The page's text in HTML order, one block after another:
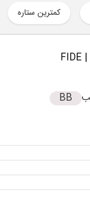
کمترین ستاره
| FIDE
BB